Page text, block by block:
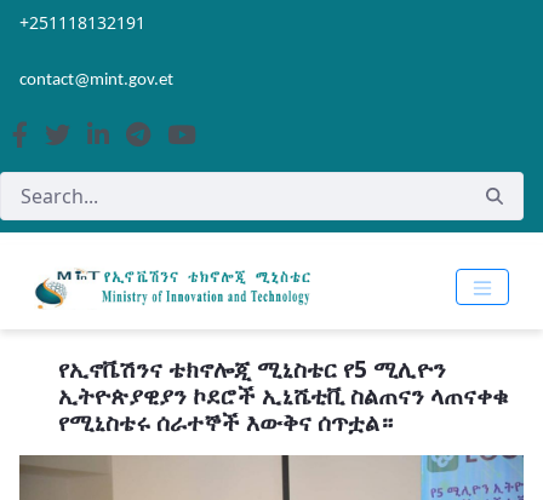
Skip to Main Content
Open Accessibility Menu
+251118132191
contact@mint.gov.et
የኢኖቬሽንና ቴክኖሎጂ ሚኒስቴር የ5 ሚሊዮን
ኢትዮጵያዊያን ኮደሮች ኢኒሼቲቪ ስልጠናን ላጠናቀቁ
የሚኒስቴሩ ሰራተኞች እውቅና ሰጥቷል።